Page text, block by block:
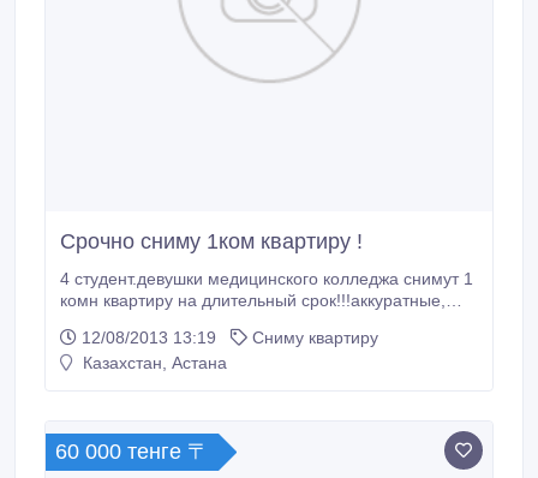
Срочно сниму 1ком квартиру !
4 студент.девушки медицинского колледжа снимут 1
комн квартиру на длительный срок!!!аккуратные,
12/08/2013 13:19
Сниму квартиру
Казахстан, Астана
60 000 тенге 〒